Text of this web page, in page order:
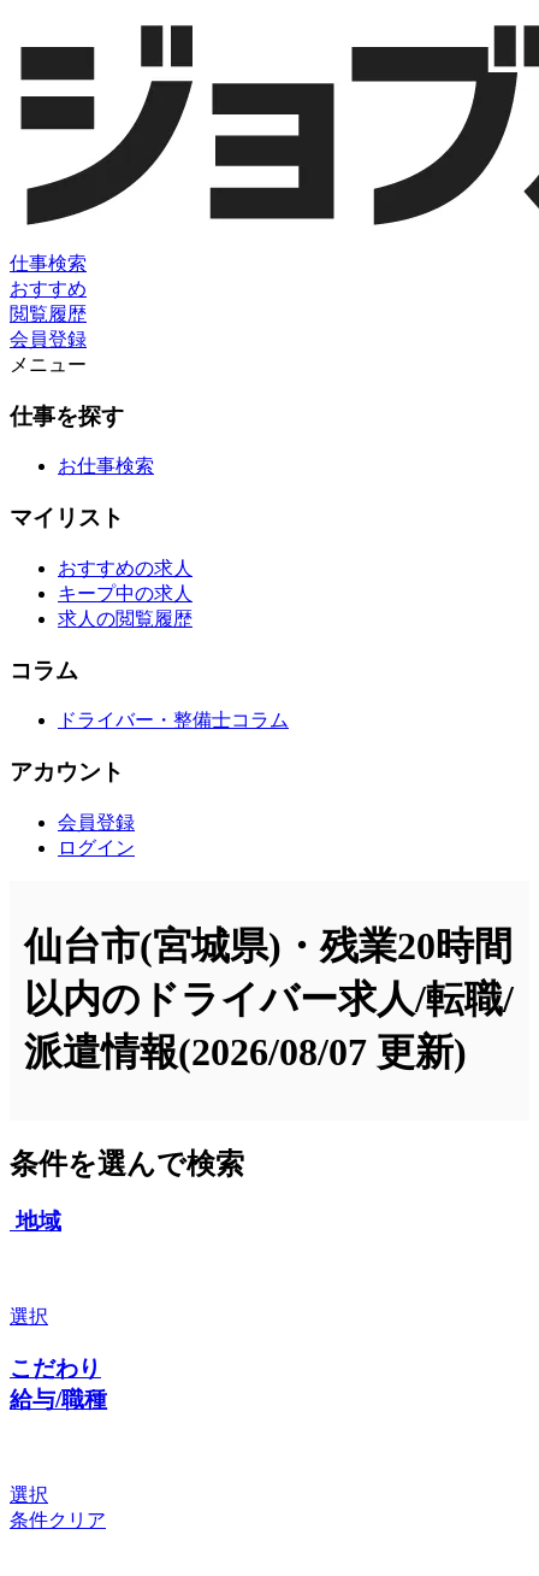
仕事検索
おすすめ
閲覧履歴
会員登録
メニュー
仕事を探す
お仕事検索
マイリスト
おすすめの求人
キープ中の求人
求人の閲覧履歴
コラム
ドライバー・整備士コラム
アカウント
会員登録
ログイン
仙台市(宮城県)・残業20時間
以内のドライバー求人/転職/
派遣情報(2026/08/07 更新)
条件を選んで検索
地域
選択
こだわり
給与/職種
選択
条件クリア